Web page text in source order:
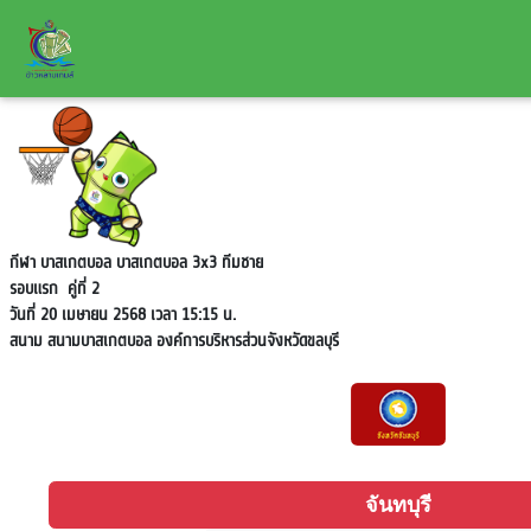
กีฬา บาสเกตบอล บาสเกตบอล 3x3 ทีมชาย
รอบแรก คู่ที่ 2
วันที่ 20 เมษายน 2568 เวลา 15:15 น.
สนามสนามบาสเกตบอล องค์การบริหารส่วนจังหวัดขลบุรี
จันทบุรี